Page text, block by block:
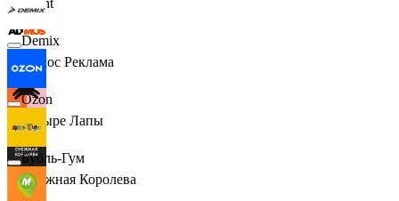
Urent
Эдмос Реклама
Четыре Лапы
Снежная Королева
Demix
Ozon
Бубль-Гум